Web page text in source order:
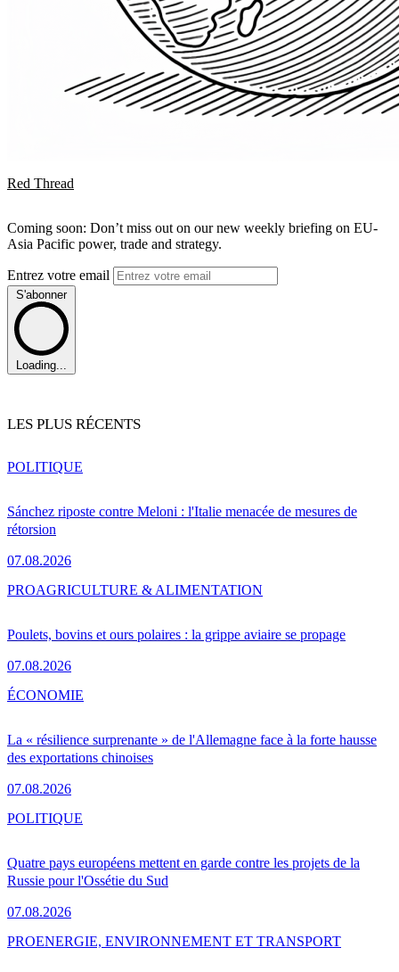
Red Thread
Coming soon: Don’t miss out on our new weekly briefing on EU-
Asia Pacific power, trade and strategy.
Entrez votre email
S'abonner
Loading...
LES PLUS RÉCENTS
Sánchez riposte contre Meloni : l'Italie menacée de mesures de
rétorsion
07.08.2026
POLITIQUE
Poulets, bovins et ours polaires : la grippe aviaire se propage
07.08.2026
PROAGRICULTURE & ALIMENTATION
La « résilience surprenante » de l'Allemagne face à la forte hausse
des exportations chinoises
07.08.2026
ÉCONOMIE
Quatre pays européens mettent en garde contre les projets de la
Russie pour l'Ossétie du Sud
07.08.2026
POLITIQUE
PROENERGIE, ENVIRONNEMENT ET TRANSPORT